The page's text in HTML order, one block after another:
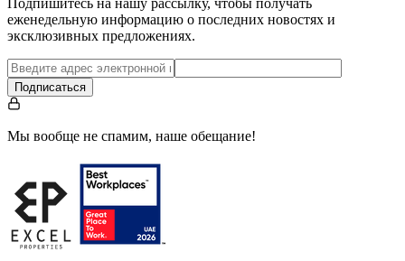
еженедельную информацию о последних новостях и
эксклюзивных предложениях.
Подписаться
Мы вообще не спамим, наше обещание!